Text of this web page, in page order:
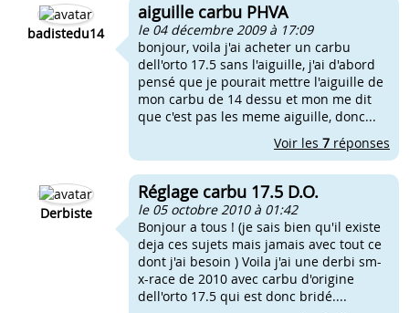
badistedu14
aiguille carbu PHVA
le 04 décembre 2009 à 17:09
bonjour, voila j'ai acheter un carbu
dell'orto 17.5 sans l'aiguille, j'ai d'abord
pensé que je pourait mettre l'aiguille de
mon carbu de 14 dessu et mon me dit
que c'est pas les meme aiguille, donc...
Voir les 7 réponses
Derbiste
Réglage carbu 17.5 D.O.
le 05 octobre 2010 à 01:42
Bonjour a tous ! (je sais bien qu'il existe
deja ces sujets mais jamais avec tout ce
dont j'ai besoin ) Voila j'ai une derbi sm-
x-race de 2010 avec carbu d'origine
dell'orto 17.5 qui est donc bridé....